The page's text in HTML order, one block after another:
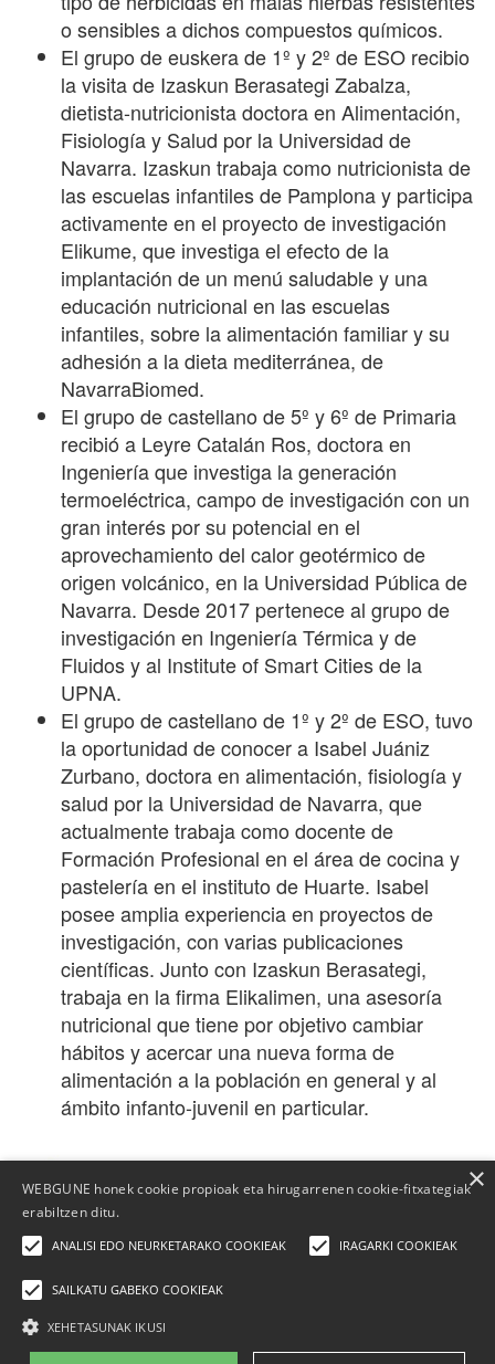
o sensibles a dichos compuestos químicos.
El grupo de euskera de 1º y 2º de ESO recibio
la visita de Izaskun Berasategi Zabalza,
dietista-nutricionista doctora en Alimentación,
Fisiología y Salud por la Universidad de
Navarra. Izaskun trabaja como nutricionista de
las escuelas infantiles de Pamplona y participa
activamente en el proyecto de investigación
Elikume, que investiga el efecto de la
implantación de un menú saludable y una
educación nutricional en las escuelas
infantiles, sobre la alimentación familiar y su
adhesión a la dieta mediterránea, de
NavarraBiomed.
El grupo de castellano de 5º y 6º de Primaria
recibió a Leyre Catalán Ros, doctora en
Ingeniería que investiga la generación
termoeléctrica, campo de investigación con un
gran interés por su potencial en el
aprovechamiento del calor geotérmico de
origen volcánico, en la Universidad Pública de
Navarra. Desde 2017 pertenece al grupo de
investigación en Ingeniería Térmica y de
Fluidos y al Institute of Smart Cities de la
UPNA.
El grupo de castellano de 1º y 2º de ESO, tuvo
la oportunidad de conocer a Isabel Juániz
Zurbano, doctora en alimentación, fisiología y
salud por la Universidad de Navarra, que
actualmente trabaja como docente de
Formación Profesional en el área de cocina y
pastelería en el instituto de Huarte. Isabel
posee amplia experiencia en proyectos de
investigación, con varias publicaciones
científicas. Junto con Izaskun Berasategi,
trabaja en la firma Elikalimen, una asesoría
nutricional que tiene por objetivo cambiar
hábitos y acercar una nueva forma de
alimentación a la población en general y al
ámbito infanto-juvenil en particular.
WEBGUNE honek cookie propioak eta hirugarrenen cookie-fitxategiak
erabiltzen ditu.
ANALISI EDO NEURKETARAKO COOKIEAK IRAGARKI COOKIEAK
SAILKATU GABEKO COOKIEAK
XEHETASUNAK IKUSI
×